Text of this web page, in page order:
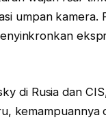
umpan kamera.
di Rusia dan
kemampuannya